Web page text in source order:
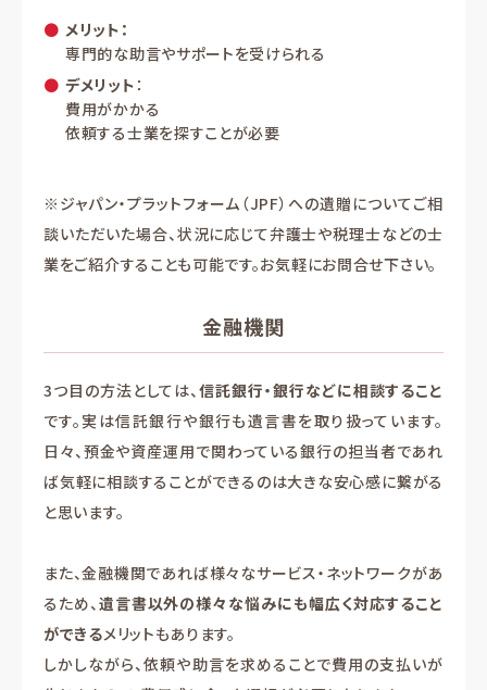
メリット：
専門的な助言やサポートを受けられる
デメリット ：
費用がかかる
依頼する士業を探すことが必要
※ジャパン・プラットフォーム（JPF）への遺贈についてご相
談いただいた場合、状況に応じて弁護士や税理士などの士
業をご紹介することも可能です。お気軽にお問合せ下さい。
金融機関
3つ目の方法としては、信託銀行・銀行などに相談すること
です。実は信託銀行や銀行も遺言書を取り扱っています。
日々、預金や資産運用で関わっている銀行の担当者であれ
ば気軽に相談することができるのは大きな安心感に繋がる
と思います。
また、金融機関であれば様々なサービス・ネットワークがあ
るため、遺言書以外の様々な悩みにも幅広く対応すること
ができるメリットもあります。
しかしながら、依頼や助言を求めることで費用の支払いが